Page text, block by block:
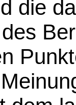
die